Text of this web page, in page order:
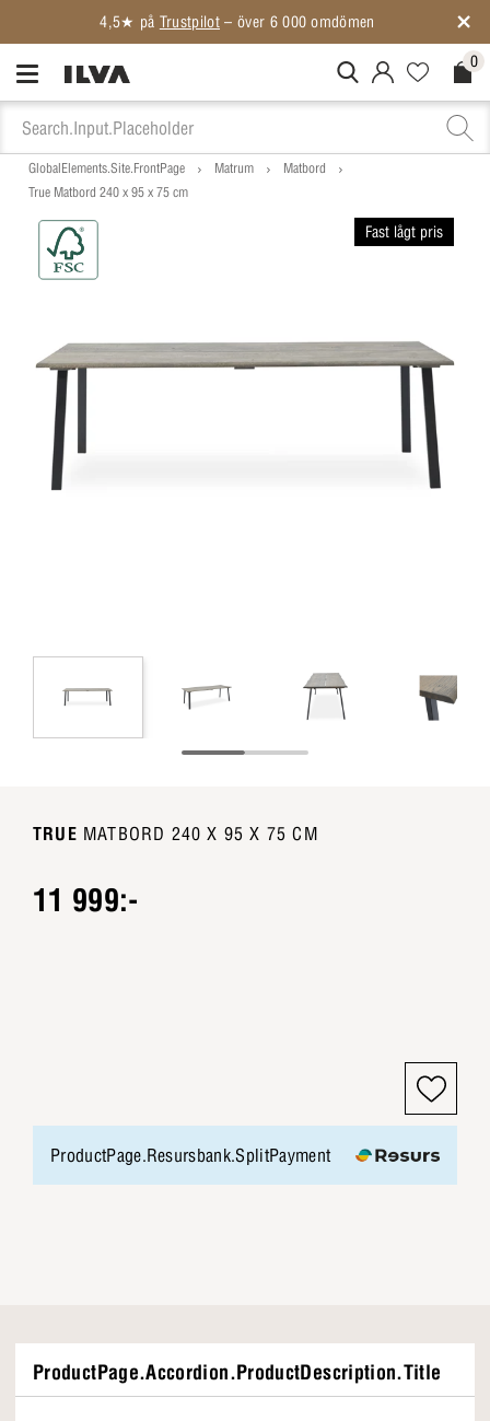
MitIlva.Login 0
GlobalElements.Site.FrontPage Matrum
Matbord
True Matbord 240 x 95 x 75 cm
Fast lågt pris
TRUE MATBORD 240 X 95 X 75 CM
11 999:-
ProductPage.Resursbank.SplitPayment
ProductPage.Accordion.ProductDescription.Title